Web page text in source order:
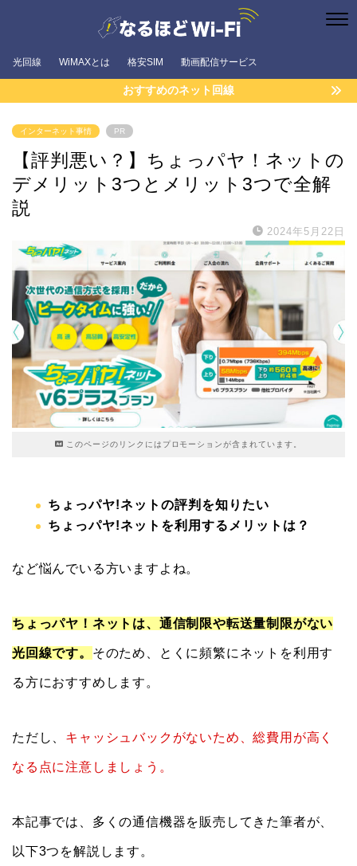
光回線 WiMAXとは 格安SIM 動画配信サービス
おすすめのネット回線
インターネット事情 PR
【評判悪い？】ちょっパヤ！ネットの
デメリット3つとメリット3つで全解
説
2024年5月22日
このページのリンクにはプロモーションが含まれています。
ちょっパヤ!ネットの評判を知りたい
ちょっパヤ!ネットを利用するメリットは？
など悩んでいる方いますよね。
ちょっパヤ！ネットは、通信制限や転送量制限がない
光回線です。 そのため、とくに頻繁にネットを利用す
る方におすすめします。
ただし、 キャッシュバックがないため、総費用が高く
なる点に注意しましょう 。
本記事では、多くの通信機器を販売してきた筆者が、
以下3つを解説します。